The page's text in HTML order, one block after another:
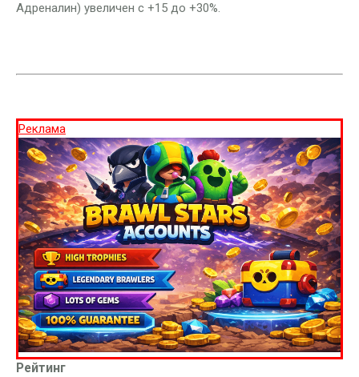
Адреналин) увеличен с +15 до +30%.
Реклама
Рейтинг